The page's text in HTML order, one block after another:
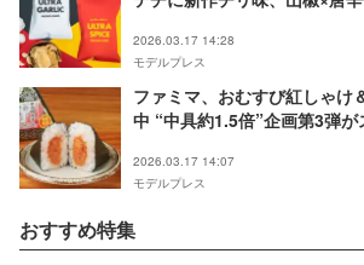
2026.03.17 14:28
モデルプレス
ファミマ、おむすび紅しゃけ
中 “中具約1.5倍”企画第3弾が
2026.03.17 14:07
モデルプレス
おすすめ特集